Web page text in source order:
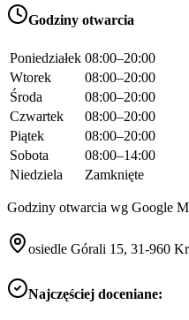
Godziny otwarcia
Poniedziałek 08:00–20:00
Wtorek
08:00–20:00
Środa
08:00–20:00
Czwartek
08:00–20:00
Piątek
08:00–20:00
Sobota
08:00–14:00
Niedziela
Zamknięte
Godziny otwarcia wg Google
osiedle Górali 15, 31-960
Najczęściej doceniane: